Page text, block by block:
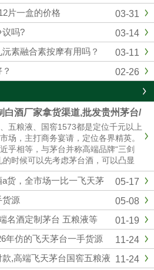
03-31
片一盒的价格
03-14
议吗?
03-11
素融合素按摩有用吗？
02-26
白酒厂家拿货渠道,批发贵州茅台/
南春/国窖1573
五粮液、国窖1573都是定位千元以上
场，主打商务宴请，定位各界精英。
乎相等，与茅台并称高端品牌“三剑
的时候可以先考虑茅台酒，可以凸显
；如果资金实力较弱，首选五粮液和
性价比相对较高的。然后联系我们厂
们也是一手货源渠道，价格可以说是
05-17
货，全市场一比一飞天茅
05-08
货源
01-19
名酒定制茅台 五粮液等
11-24
年仿的飞天茅台一手货源
11-24
,高端飞天茅台国窖五粮液